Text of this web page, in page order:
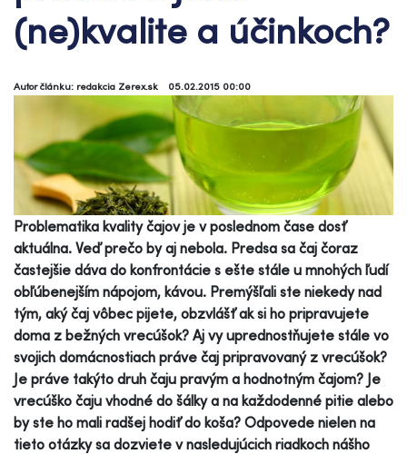
(ne)kvalite a účinkoch?
Autor článku: redakcia Zerex.sk 05.02.2015 00:00
Problematika kvality čajov je v poslednom čase dosť
aktuálna. Veď prečo by aj nebola. Predsa sa čaj čoraz
častejšie dáva do konfrontácie s ešte stále u mnohých ľudí
obľúbenejším nápojom, kávou. Premýšľali ste niekedy nad
tým, aký čaj vôbec pijete, obzvlášť ak si ho pripravujete
doma z bežných vrecúšok? Aj vy uprednostňujete stále vo
svojich domácnostiach práve čaj pripravovaný z vrecúšok?
Je práve takýto druh čaju pravým a hodnotným čajom? Je
vrecúško čaju vhodné do šálky a na každodenné pitie alebo
by ste ho mali radšej hodiť do koša? Odpovede nielen na
tieto otázky sa dozviete v nasledujúcich riadkoch nášho